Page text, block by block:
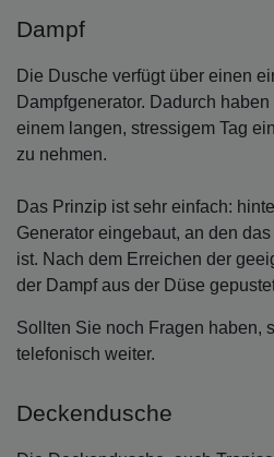
Dampf
Die Dusche verfügt über einen
Dampfgenerator. Dadurch
einem langen, stressigem Tag
zu nehmen.
Das Prinzip ist sehr einfach:
Generator eingebaut, an den
ist. Nach dem Erreichen der
der Dampf aus der Düse
Sollten Sie noch Fragen haben,
telefonisch weiter.
Deckendusche